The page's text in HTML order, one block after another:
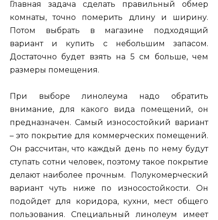
Главная задача сделать правильный обмер
комнаты, точно померить длину и ширину.
Потом выбрать в магазине подходящий
вариант и купить с небольшим запасом.
Достаточно будет взять на 5 см больше, чем
размеры помещения.
При выборе линолеума надо обратить
внимание, для какого вида помещений, он
предназначен. Самый износостойкий вариант
– это покрытие для коммерческих помещений.
Он рассчитан, что каждый день по нему будут
ступать сотни человек, поэтому такое покрытие
делают наиболее прочным. Полукомерческий
вариант чуть ниже по износостойкости. Он
подойдет для коридора, кухни, мест общего
пользования. Специальный линолеум имеет